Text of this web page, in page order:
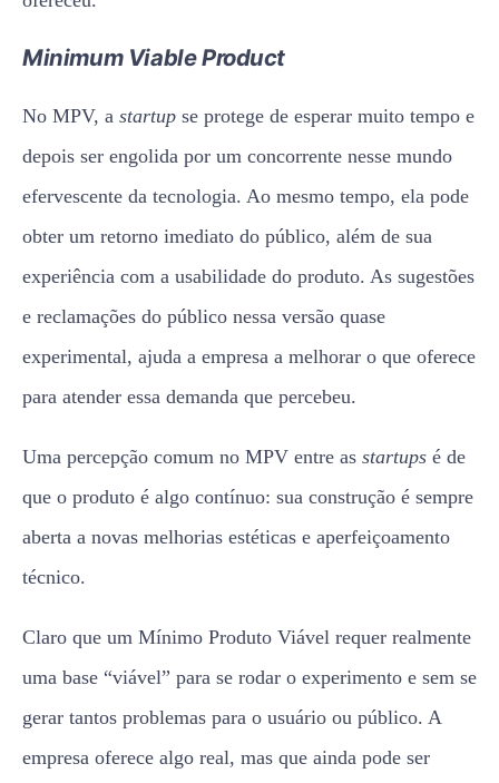
Minimum Viable Product
No MPV, a startup se protege de esperar muito tempo e
depois ser engolida por um concorrente nesse mundo
efervescente da tecnologia. Ao mesmo tempo, ela pode
obter um retorno imediato do público, além de sua
experiência com a usabilidade do produto. As sugestões
e reclamações do público nessa versão quase
experimental, ajuda a empresa a melhorar o que oferece
para atender essa demanda que percebeu.
Uma percepção comum no MPV entre as startups é de
que o produto é algo contínuo: sua construção é sempre
aberta a novas melhorias estéticas e aperfeiçoamento
técnico.
Claro que um Mínimo Produto Viável requer realmente
uma base “viável” para se rodar o experimento e sem se
gerar tantos problemas para o usuário ou público. A
empresa oferece algo real, mas que ainda pode ser